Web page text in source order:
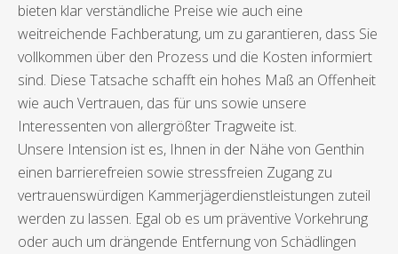
bieten klar verständliche Preise wie auch eine
weitreichende Fachberatung, um zu garantieren, dass Sie
vollkommen über den Prozess und die Kosten informiert
sind. Diese Tatsache schafft ein hohes Maß an Offenheit
wie auch Vertrauen, das für uns sowie unsere
Interessenten von allergrößter Tragweite ist.
Unsere Intension ist es, Ihnen in der Nähe von Genthin
einen barrierefreien sowie stressfreien Zugang zu
vertrauenswürdigen Kammerjägerdienstleistungen zuteil
werden zu lassen. Egal ob es um präventive Vorkehrung
oder auch um drängende Entfernung von Schädlingen